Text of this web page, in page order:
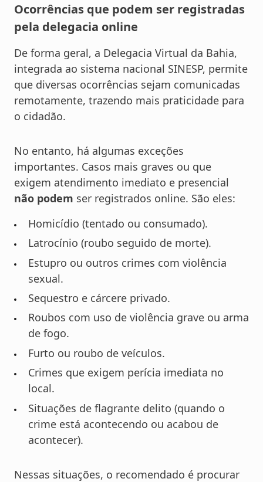
Ocorrências que podem ser registradas
pela delegacia online
De forma geral, a Delegacia Virtual da Bahia,
integrada ao sistema nacional SINESP, permite
que diversas ocorrências sejam comunicadas
remotamente, trazendo mais praticidade para
o cidadão.
No entanto, há algumas exceções
importantes. Casos mais graves ou que
exigem atendimento imediato e presencial
não podem ser registrados online. São eles:
Homicídio (tentado ou consumado).
Latrocínio (roubo seguido de morte).
Estupro ou outros crimes com violência
sexual.
Sequestro e cárcere privado.
Roubos com uso de violência grave ou arma
de fogo.
Furto ou roubo de veículos.
Crimes que exigem perícia imediata no
local.
Situações de flagrante delito (quando o
crime está acontecendo ou acabou de
acontecer).
Nessas situações, o recomendado é procurar